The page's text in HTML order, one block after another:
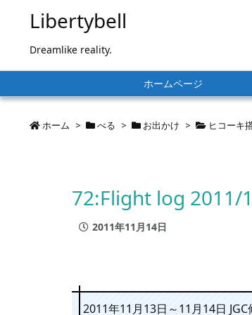
Libertybell
Dreamlike reality.
ホームページ
ホーム > べる > お出かけ > ヒコーキ
72:Flight log 2011/
2011年11月14日
2011年11月13日～11月14日 JGC